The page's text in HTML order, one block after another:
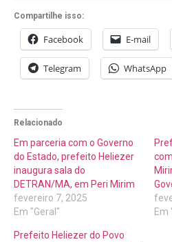
Compartilhe isso:
Facebook E-mail
Telegram WhatsApp
Relacionado
Em parceria com o Governo
do Estado, prefeito Heliezer
inaugura sala do
DETRAN/MA, em Peri Mirim
fevereiro 7, 2025
Em "Geral"
Em
Prefeito Heliezer do Povo